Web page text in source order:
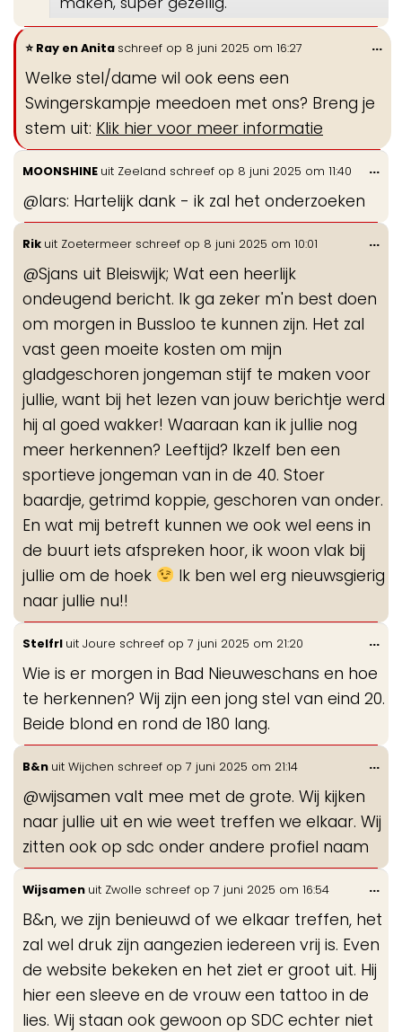
Ray en Anita schreef op 8 juni 2025 om 16:27
Welke stel/dame wil ook eens een
Swingerskampje meedoen met ons? Breng je
stem uit: Klik hier voor meer informatie
...
MOONSHINE uit Zeeland schreef op 8 juni 2025 om 11:40
@lars: Hartelijk dank - ik zal het onderzoeken
...
Rik uit Zoetermeer schreef op 8 juni 2025 om 10:01
@Sjans uit Bleiswijk; Wat een heerlijk
ondeugend bericht. Ik ga zeker m'n best doen
om morgen in Bussloo te kunnen zijn. Het zal
vast geen moeite kosten om mijn
gladgeschoren jongeman stijf te maken voor
jullie, want bij het lezen van jouw berichtje werd
hij al goed wakker! Waaraan kan ik jullie nog
meer herkennen? Leeftijd? Ikzelf ben een
sportieve jongeman van in de 40. Stoer
baardje, getrimd koppie, geschoren van onder.
En wat mij betreft kunnen we ook wel eens in
de buurt iets afspreken hoor, ik woon vlak bij
jullie om de hoek
Ik ben wel erg nieuwsgierig
naar jullie nu!!
...
Stelfrl uit Joure schreef op 7 juni 2025 om 21:20
Wie is er morgen in Bad Nieuweschans en hoe
te herkennen? Wij zijn een jong stel van eind 20.
Beide blond en rond de 180 lang.
...
B&n uit Wijchen schreef op 7 juni 2025 om 21:14
@wijsamen valt mee met de grote. Wij kijken
naar jullie uit en wie weet treffen we elkaar. Wij
zitten ook op sdc onder andere profiel naam
...
Wijsamen uit Zwolle schreef op 7 juni 2025 om 16:54
B&n, we zijn benieuwd of we elkaar treffen, het
zal wel druk zijn aangezien iedereen vrij is. Even
de website bekeken en het ziet er groot uit. Hij
hier een sleeve en de vrouw een tattoo in de
lies. Wij staan ook gewoon op SDC echter niet
...